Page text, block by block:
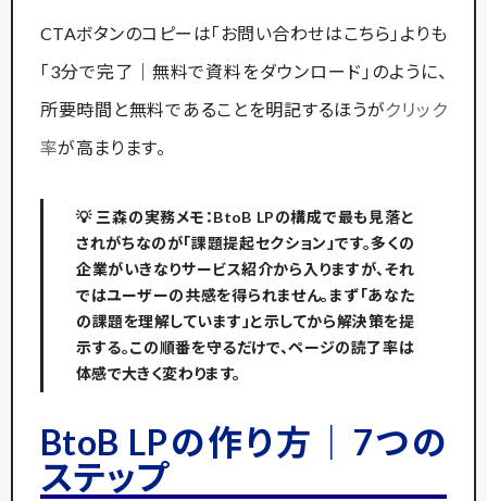
CTAボタンのコピーは「お問い合わせはこちら」よりも
「3分で完了｜無料で資料をダウンロード」のように、
所要時間と無料であることを明記するほうがクリック
率が高まります。
💡 三森の実務メモ：BtoB LPの構成で最も見落と
されがちなのが「課題提起セクション」です。多くの
企業がいきなりサービス紹介から入りますが、それ
ではユーザーの共感を得られません。まず「あなた
の課題を理解しています」と示してから解決策を提
示する。この順番を守るだけで、ページの読了率は
体感で大きく変わります。
BtoB LPの作り方｜7つの
ステップ